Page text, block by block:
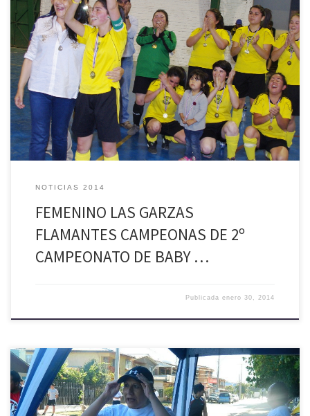
Con mucho éxito finalizó el 2º campeonato de baby fútbol femenino
que se realizó en Palmilla, inserto en el programa de Verano Palmilla
2014, organizado por el municipio de Palmilla y que contó con la
participación de cuatro equipos, representantes de diferentes sectores
de la comuna. La ceremonia de premiación […]
NOTICIAS 2014
FEMENINO LAS GARZAS
FLAMANTES CAMPEONAS DE 2º
CAMPEONATO DE BABY …
Publicadaenero 30, 2014
Para el próximo 9 de febrero está programada en Palmilla, la segunda